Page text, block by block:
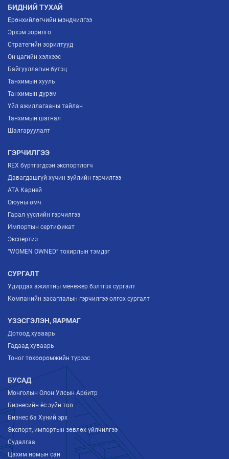
БИДНИЙ ТУХАЙ
Ерөнхийлөгчийн мэндчилгээ
Эрхэм зорилго
Стратегийн зорилтууд
Он цагийн хэлхээс
Байгууллагын бүтэц
Танхимын хууль
Танхимын дүрэм
Үйл ажиллагааны тайлан
Танхимын шагнал
Шалгаруулалт
ГЭРЧИЛГЭЭ
REX бүртгэгдсэн экспортлогч
Давагдашгүй хүчин зүйлийн гэрчилгээ
ATA Карней
Оюуны өмч
Гарал үүслийн гэрчилгээ
Импортын сертификат
Экспертиз
“WOMEN OWNED” тохирлын тэмдэг
СУРГАЛТ
Удирдах ажилтны менежер бэлтгэх сургалт
Компанийн засаглалын гэрчилгээ олгох сургалт
ҮЗЭСГЭЛЭН, ЯАРМАГ
Дотоод хуваарь
Гадаад хуваарь
Тоног төхөөрөмжийн түрээс
БУСАД
Монголын Олон Улсын Арбитр
Бизнесийн ёс зүйн төв
Бизнес ба Хүний эрх
Экспорт, импортын зөвлөх үйлчилгээ
Судалгаа
Цахим номын сан